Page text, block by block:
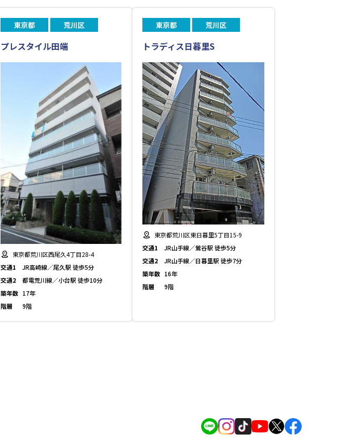
東京都 荒川区
プレスタイル田端
東京都荒川区西尾久4丁目28-4
交通1
JR高崎線／尾久駅 徒歩5分
交通2
都電荒川線／小台駅 徒歩10分
築年数 17年
階層
9階
東京都 荒川区
トラディス日暮里S
東京都荒川区東日暮里5丁目15-9
交通1
JR山手線／鶯谷駅 徒歩5分
交通2
JR山手線／日暮里駅 徒歩7分
築年数 16年
階層
9階